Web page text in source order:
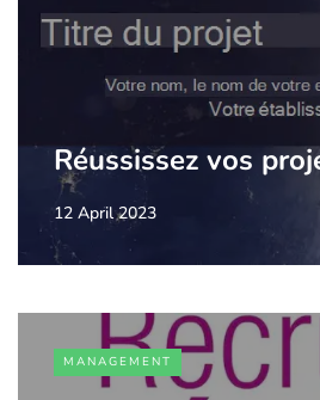
Réussissez vos
12 April 2023
MANAGEMENT